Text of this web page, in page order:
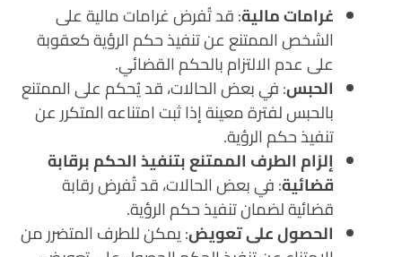
غرامات مالية: قد تُفرض غرامات مالية على
الشخص الممتنع عن تنفيذ حكم الرؤية كعقوبة
على عدم الالتزام بالحكم القضائي.
الحبس: في بعض الحالات، قد يُحكم على الممتنع
بالحبس لفترة معينة إذا ثبت امتناعه المتكرر عن
تنفيذ حكم الرؤية.
إلزام الطرف الممتنع بتنفيذ الحكم برقابة
قضائية: في بعض الحالات، قد تُفرض رقابة
قضائية لضمان تنفيذ حكم الرؤية.
الحصول على تعويض: يمكن للطرف المتضرر من